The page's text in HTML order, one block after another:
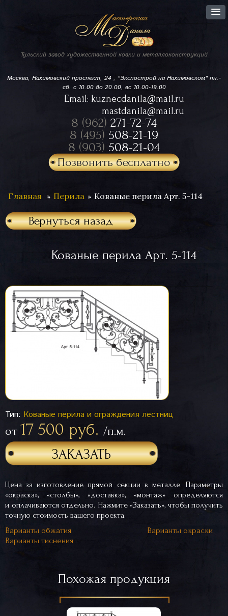
Тульский завод художественной ковки и металлоконструкций
Москва, Нахимовский проспект, 24 , "Экспострой на Нахимовском"пн.-
сб. с 10.00 до 20.00, вс 10.00-19.00
Email: kuznecdanila@mail.ru
mastdanila@mail.ru
8 (962) 271-72-74
8 (495) 508-21-19
8 (903) 508-21-04
Позвонить бесплатно
Главная Перила Кованые перила Арт. 5-114
Вернуться назад
Кованые перила Арт. 5-114
Тип: Кованые перила и ограждения лестниц
от 17 500 руб. /п.м.
ЗАКАЗАТЬ
Цена за изготовление прямой секции в металле. Параметры
«окраска», «столбы», «доставка», «монтаж» определяются
и оплачиваются отдельно. Нажмите «Заказать», чтобы получить
точную стоимость вашего проекта.
Варианты обжатия
Варианты окраски
Варианты тиснения
Похожая продукция